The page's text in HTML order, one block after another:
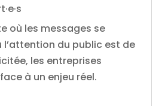
où les messages se
du public est de
les entreprises
à un enjeu réel.